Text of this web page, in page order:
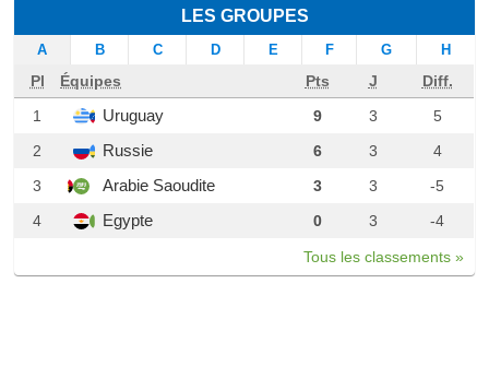
LES GROUPES
A B C D E F G H
Pl Équipes Pts J
Diff.
1
Uruguay 9 3
5
2
Russie 6 3
4
3
Arabie Saoudite 3 3
-5
4
Egypte 0 3 -4
Tous les classements »